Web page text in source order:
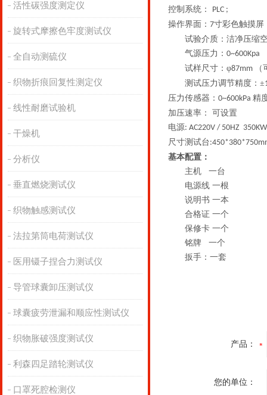
活性碳强度测定仪
旋转式摩擦色牢度测试仪
全自动测硫仪
织物折痕回复性测定仪
线性耐磨试验机
干燥机
分析仪
垂直燃烧测试仪
织物触感测试仪
法拉第筒电荷测试仪
医用镊子捏合力测试仪
导管球囊卸压测试仪
球囊疲劳泄漏和顺应性测试仪
织物胀破强度测试仪
利森四足踏轮测试仪
口罩死腔检测仪
控制系统：
PLC ;
操作界面： 7寸彩色触摸屏
试验介质：洁净压缩
气源压力： 0~600Kpa
试样尺寸： φ87mm
测试压力调节精度： ±
压力传感器： 0~600kPa 精
加压速率：
可设置
电源: AC220V / 50HZ 350KW
尺寸测试台
基本配置：
主机
一台
电源线 一根
说明书 一本
合格证 一个
保修卡 一个
铭牌
一个
扳手：一套
产品：
您的单位：